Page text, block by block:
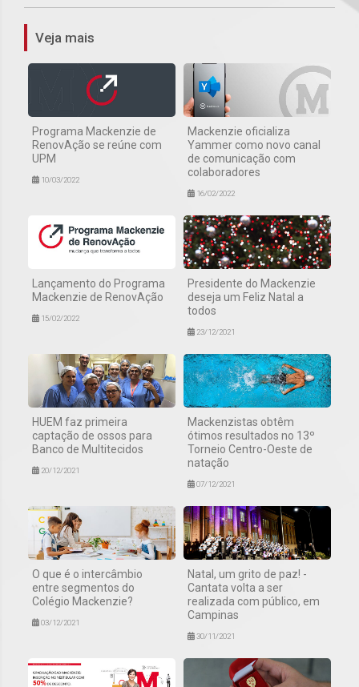
Veja mais
Programa Mackenzie de
RenovAção se reúne com
UPM
10/03/2022
Mackenzie oficializa
Yammer como novo canal
de comunicação com
colaboradores
16/02/2022
Lançamento do Programa
Mackenzie de RenovAção
15/02/2022
Presidente do Mackenzie
deseja um Feliz Natal a
todos
23/12/2021
HUEM faz primeira
captação de ossos para
Banco de Multitecidos
20/12/2021
Mackenzistas obtêm
ótimos resultados no 13º
Torneio Centro-Oeste de
natação
07/12/2021
O que é o intercâmbio
entre segmentos do
Colégio Mackenzie?
03/12/2021
Natal, um grito de paz! -
Cantata volta a ser
realizada com público, em
Campinas
30/11/2021